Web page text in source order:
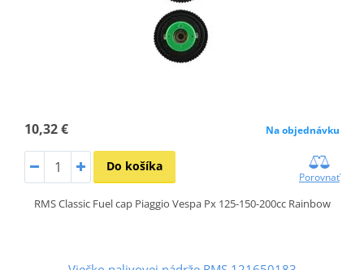
10,32 € Na objednávku
Do košíka
Porovnať
RMS Classic Fuel cap Piaggio Vespa Px 125-150-200cc Rainbow